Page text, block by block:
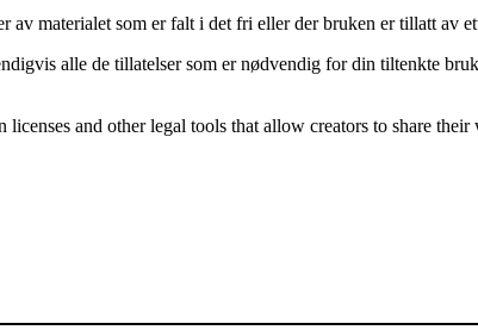
av materialet som er falt i det fri eller der bruken er tillatt av
alle de tillatelser som er nødvendig for din tiltenkte
and other legal tools that allow creators to share